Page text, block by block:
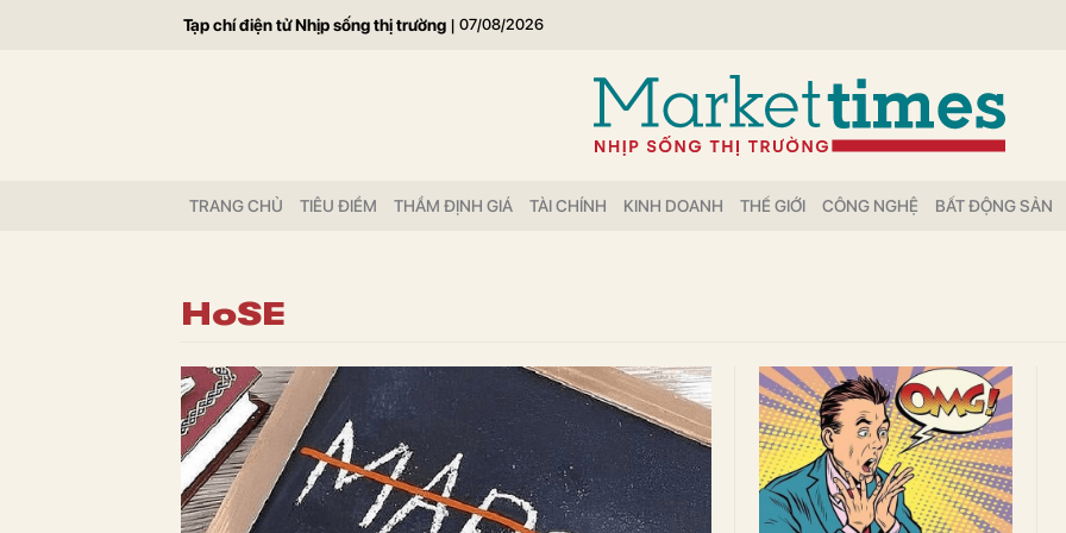
Tạp chí điện tử Nhịp sống thị trường | 07/08/2026
TRANG CHỦ TIÊU ĐIỂM THẨM ĐỊNH GIÁ TÀI CHÍNH KINH DOANH THẾ GIỚI CÔNG NGHỆ BẤT ĐỘNG SẢN
HoSE